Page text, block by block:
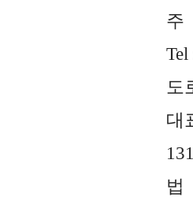
주
도
대
법